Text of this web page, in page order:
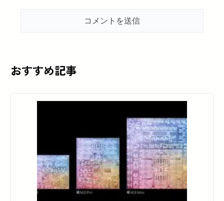
おすすめ記事